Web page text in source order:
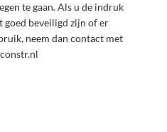
te gaan. Als u de indruk
goed beveiligd zijn of er
neem dan contact met